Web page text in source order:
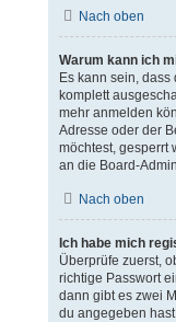
Nach oben
Warum kann ich
Es kann sein,
komplett
mehr anmelden
Adresse oder der
möchtest, gesperrt
an die Board-
Nach oben
Ich habe mich
Überprüfe zuerst,
richtige Passwort
dann gibt es zwei
du angegeben